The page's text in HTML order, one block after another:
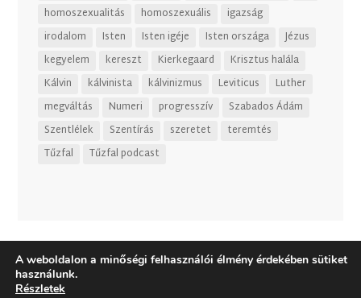
homoszexualitás
homoszexuális
igazság
irodalom
Isten Isten igéje Isten országa
Jézus
kegyelem
kereszt Kierkegaard
Krisztus halála
Kálvin
kálvinista kálvinizmus Leviticus
Luther
megváltás
Numeri progresszív
Szabados Ádám
Szentlélek
Szentírás szeretet
teremtés
Tűzfal
Tűzfal podcast
A weboldalon a minőségi felhasználói élmény érdekében sütiket
használunk.
Részletek